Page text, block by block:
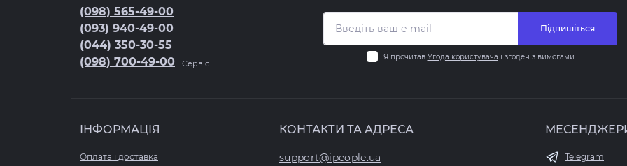
Б/У iPhone 12 mini
Б/У iPhone 11 Pro Max
Б/У iPhone Xs Max
Корпуси для телефонів
Мікросхеми для телефонів
Тримачі SIM-карти
(098) 565-49-00
(093) 940-49-00
(044) 350-30-55
(098) 700-49-00
Сервіс
Підпишіться
Я прочитав Угода користувача і згоден з вимогами
ІНФОРМАЦІЯ
Оплата і доставка
КОНТАКТИ ТА АДРЕСА
support@ipeople.ua
Telegram